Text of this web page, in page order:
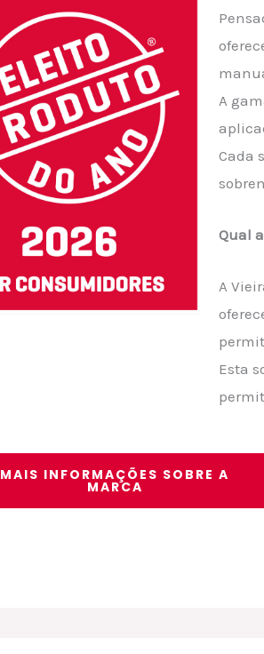
A
Cada
Qual
A
Esta
MAIS INFORMAÇÕES SOBRE A
MARCA